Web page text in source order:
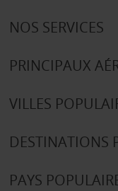
NOS SERVICES
PRINCIPAUX
VILLES
DESTINATIONS
PAYS